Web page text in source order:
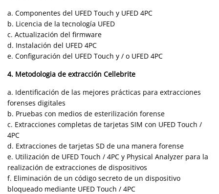
a. Componentes del UFED Touch y UFED 4PC
b. Licencia de la tecnología UFED
c. Actualización del firmware
d. Instalación del UFED 4PC
e. Configuración del UFED Touch y / o UFED 4PC
4. Metodologia de extracción Cellebrite
a. Identificación de las mejores prácticas para extracciones
forenses digitales
b. Pruebas con medios de esterilización forense
c. Extracciones completas de tarjetas SIM con UFED Touch /
4PC
d. Extracciones de tarjetas SD de una manera forense
e. Utilización de UFED Touch / 4PC y Physical Analyzer para la
realización de extracciones de dispositivos
f. Eliminación de un código secreto de un dispositivo
bloqueado mediante UFED Touch / 4PC